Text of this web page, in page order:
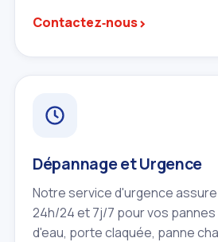
Contactez‑nous›
Dépannage et Urgence
Notre service d'urgence
24h/24 et 7j/7 pour vos
d'eau, porte claquée, panne